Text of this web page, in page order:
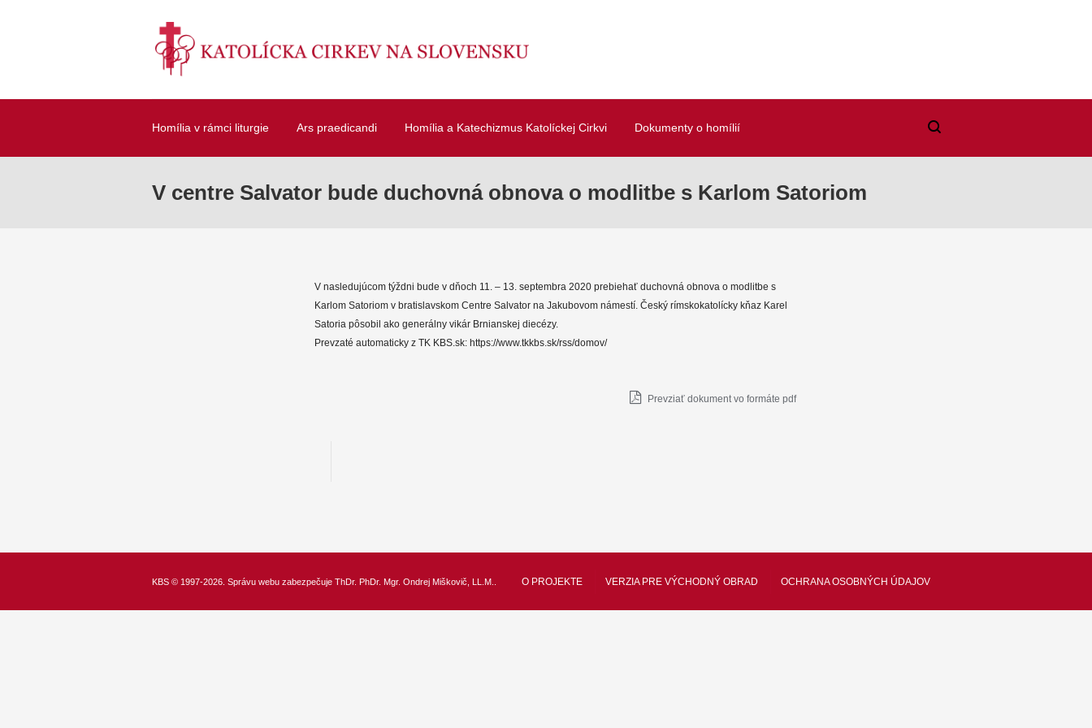
Homília v rámci liturgie Ars praedicandi Homília a Katechizmus Katolíckej Cirkvi Dokumenty o homílií
V centre Salvator bude duchovná obnova o modlitbe s Karlom Satoriom
V nasledujúcom týždni bude v dňoch 11. – 13. septembra 2020 prebiehať duchovná obnova o modlitbe s
Karlom Satoriom v bratislavskom Centre Salvator na Jakubovom námestí. Český rímskokatolícky kňaz Karel
Satoria pôsobil ako generálny vikár Brnianskej diecézy.
Prevzaté automaticky z TK KBS.sk: https://www.tkkbs.sk/rss/domov/
Prevziať dokument vo formáte pdf
KBS © 1997-2026. Správu webu zabezpečuje ThDr. PhDr. Mgr. Ondrej Miškovič, LL.M. O PROJEKTE VERZIA PRE VÝCHODNÝ OBRAD OCHRANA OSOBNÝCH ÚDAJOV